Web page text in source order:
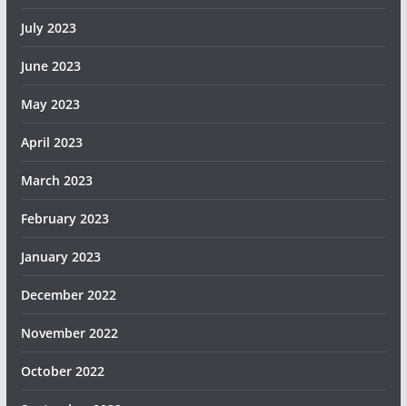
July 2023
June 2023
May 2023
April 2023
March 2023
February 2023
January 2023
December 2022
November 2022
October 2022